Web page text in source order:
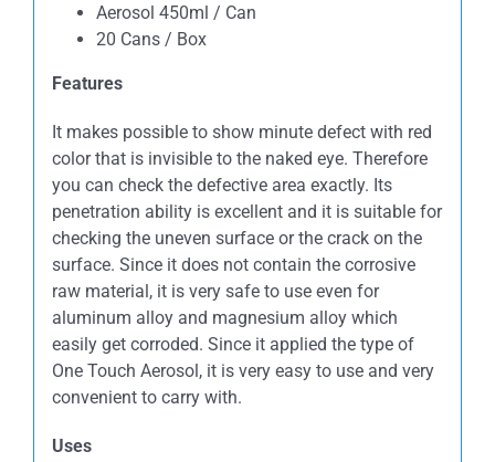
Aerosol 450ml / Can
20 Cans / Box
Features
It makes possible to show minute defect with red
color that is invisible to the naked eye. Therefore
you can check the defective area exactly. Its
penetration ability is excellent and it is suitable for
checking the uneven surface or the crack on the
surface. Since it does not contain the corrosive
raw material, it is very safe to use even for
aluminum alloy and magnesium alloy which
easily get corroded. Since it applied the type of
One Touch Aerosol, it is very easy to use and very
convenient to carry with.
Uses